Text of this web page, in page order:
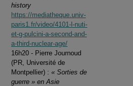
history
https://mediatheque.univ-
paris1.fr/video/4101-l-nuti-
et-g-pulcini-a-second-and-
a-third-nuclear-age/
16h20 - Pierre Journoud
(PR, Université de
Montpellier) : « Sorties de
guerre » en Asie